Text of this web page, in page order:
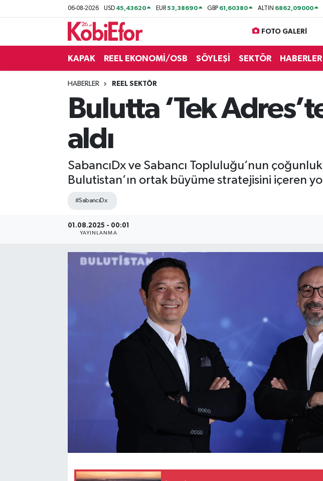
06-08-2026 USD 45,43620 EUR53,38690 GBP 61,60380 ALTIN 6862,09000
FOTO GALERİ
KAPAK REEL EKONOMİ/OSB SÖYLEŞİ SEKTÖR HABERLER
HABERLER REEL SEKTÖR
Bulutta ‘Tek
aldı
SabancıDx ve Sabancı Topluluğu’nun
Bulutistan’ın ortak büyüme stratejisini içeren
#SabancıDx
01.08.2025 - 00:01
YAYINLANMA
BİLİŞİM PANO
HABERLER